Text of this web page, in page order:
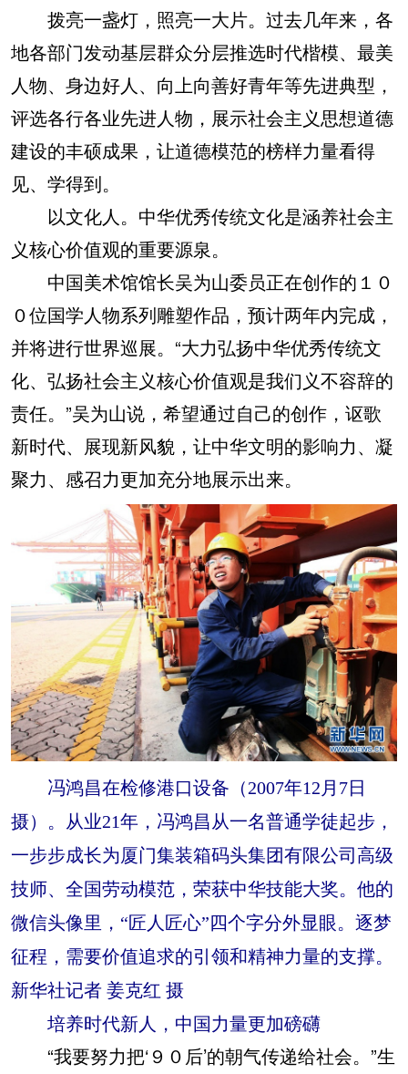
拨亮一盏灯，照亮一大片。过去几年来，各
地各部门发动基层群众分层推选时代楷模、最美
人物、身边好人、向上向善好青年等先进典型，
评选各行各业先进人物，展示社会主义思想道德
建设的丰硕成果，让道德模范的榜样力量看得
见、学得到。
以文化人。中华优秀传统文化是涵养社会主
义核心价值观的重要源泉。
中国美术馆馆长吴为山委员正在创作的１０
０位国学人物系列雕塑作品，预计两年内完成，
并将进行世界巡展。“大力弘扬中华优秀传统文
化、弘扬社会主义核心价值观是我们义不容辞的
责任。”吴为山说，希望通过自己的创作，讴歌
新时代、展现新风貌，让中华文明的影响力、凝
聚力、感召力更加充分地展示出来。
冯鸿昌在检修港口设备（2007年12月7日
摄）。从业21年，冯鸿昌从一名普通学徒起步，
一步步成长为厦门集装箱码头集团有限公司高级
技师、全国劳动模范，荣获中华技能大奖。他的
微信头像里，“匠人匠心”四个字分外显眼。逐梦
征程，需要价值追求的引领和精神力量的支撑。
新华社记者 姜克红 摄
培养时代新人，中国力量更加磅礴
“我要努力把‘９０后’的朝气传递给社会。”生